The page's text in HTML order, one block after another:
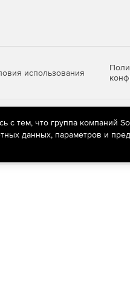
использования
(информационные
«Интернет», находящихся
с тем, что группа компаний
данных, параметров и